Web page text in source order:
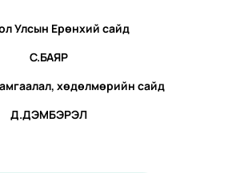
Улсын Ерөнхий сайд
С.БАЯР
хөдөлмөрийн сайд
Д.ДЭМБЭРЭЛ